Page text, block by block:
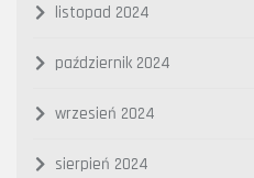
listopad 2024
październik 2024
wrzesień 2024
sierpień 2024